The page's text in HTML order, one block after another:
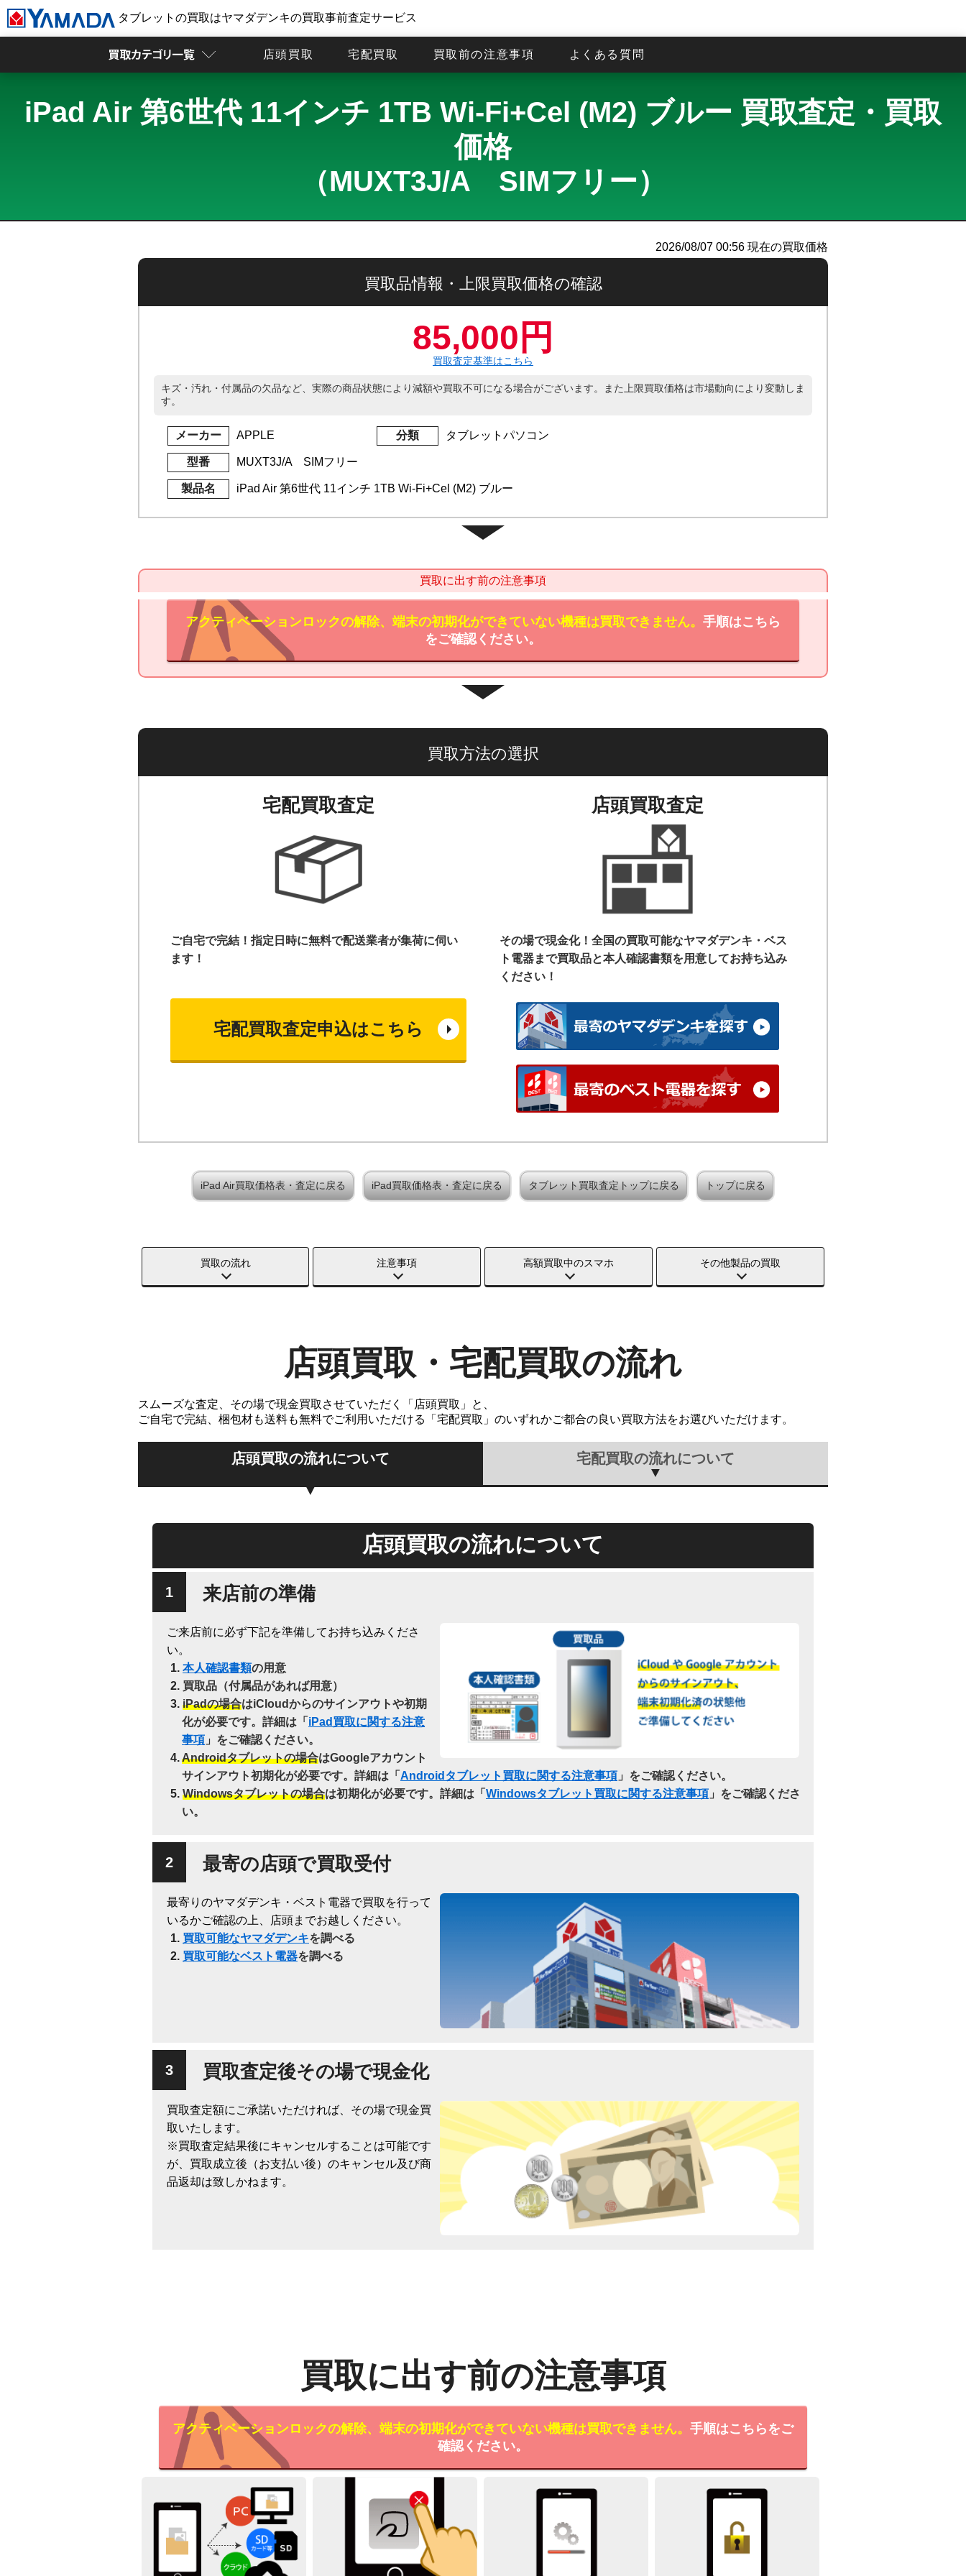
タブレットの買取はヤマダデンキの買取事前査定サービス
店頭買取 宅配買取 買取前の注意事項 よくある質問
iPad Air 第6世代 11インチ 1TB Wi-Fi+Cel (M2) ブルー 買取査定・買取
価格
（MUXT3J/A SIMフリー）
2026/08/07 00:56 現在の買取価格
買取品情報・上限買取価格の確認
85,000円
買取査定基準はこちら
キズ・汚れ・付属品の欠品など、実際の商品状態により減額や買取不可になる場合がございます。また上限買取価格は市場動向により変動しま
す。
メーカー APPLE 分類 タブレットパソコン
型番 MUXT3J/A SIMフリー
製品名 iPad Air 第6世代 11インチ 1TB Wi-Fi+Cel (M2) ブルー
買取に出す前の注意事項
アクティベーションロックの解除、端末の初期化ができていない機種は買取できません。 手順はこちら
をご確認ください。
買取方法の選択
宅配買取査定
ご自宅で完結！指定日時に無料で配送業者が集荷に伺い
ます！
宅配買取査定申込はこちら
店頭買取査定
その場で現金化！全国の買取可能なヤマダデンキ・ベス
ト電器まで買取品と本人確認書類を用意してお持ち込み
ください！
iPad Air買取価格表・査定に戻る iPad買取価格表・査定に戻る タブレット買取査定トップに戻る トップに戻る
買取の流れ 注意事項 高額買取中のスマホ その他製品の買取
店頭買取・宅配買取の流れ
スムーズな査定、その場で現金買取させていただく「店頭買取」と、
ご自宅で完結、梱包材も送料も無料でご利用いただける「宅配買取」のいずれかご都合の良い買取方法をお選びいただけます。
店頭買取の流れについて 宅配買取の流れについて
店頭買取の流れについて
来店前の準備
ご来店前に必ず下記を準備してお持ち込みくださ
い。
本人確認書類の用意
買取品（付属品があれば用意）
iPadの場合はiCloudからのサインアウトや初期
化が必要です。詳細は「 iPad買取に関する注意
事項 」をご確認ください。
Androidタブレットの場合はGoogleアカウント
サインアウト初期化が必要です。詳細は「 Androidタブレット買取に関する注意事項 」をご確認ください。
Windowsタブレットの場合は初期化が必要です。詳細は「 Windowsタブレット買取に関する注意事項 」をご確認くださ
い。
最寄の店頭で買取受付
最寄りのヤマダデンキ・ベスト電器で買取を行って
いるかご確認の上、店頭までお越しください。
買取可能なヤマダデンキを調べる
買取可能なベスト電器を調べる
買取査定後その場で現金化
買取査定額にご承諾いただければ、その場で現金買
取いたします。
※買取査定結果後にキャンセルすることは可能です
が、買取成立後（お支払い後）のキャンセル及び商
品返却は致しかねます。
買取に出す前の注意事項
アクティベーションロックの解除、端末の初期化ができていない機種は買取できません。 手順はこちらをご
確認ください。